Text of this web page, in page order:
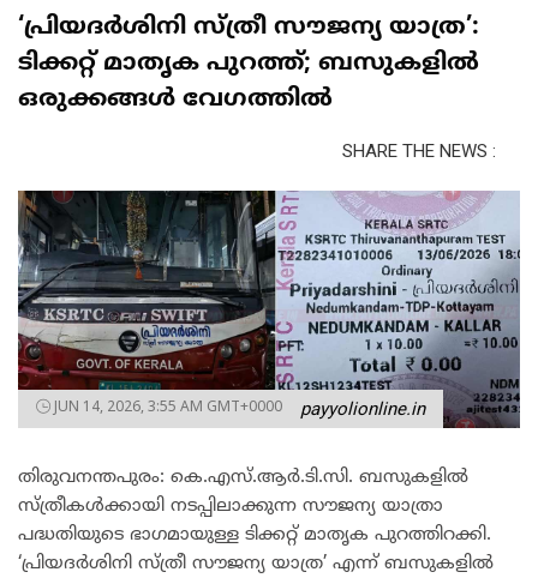
‘പ്രിയദര്‍ശിനി സ്ത്രീ സൗജന്യ യാത്ര’:
ടിക്കറ്റ് മാതൃക പുറത്ത്; ബസുകളിൽ
ഒരുക്കങ്ങൾ വേഗത്തിൽ
SHARE THE NEWS :
JUN 14, 2026, 3:55 AM GMT+0000 payyolionline.in
തിരുവനന്തപുരം: കെ.എസ്.ആർ.ടി.സി. ബസുകളിൽ
സ്ത്രീകൾക്കായി നടപ്പിലാക്കുന്ന സൗജന്യ യാത്രാ
പദ്ധതിയുടെ ഭാഗമായുള്ള ടിക്കറ്റ് മാതൃക പുറത്തിറക്കി.
‘പ്രിയദര്‍ശിനി സ്ത്രീ സൗജന്യ യാത്ര’ എന്ന് ബസുകളിൽ